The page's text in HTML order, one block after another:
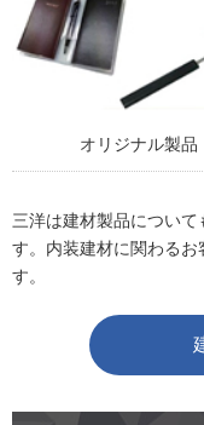
オリジナル製品
三洋は建材製品につい
す。内装建材に関わるお
す。